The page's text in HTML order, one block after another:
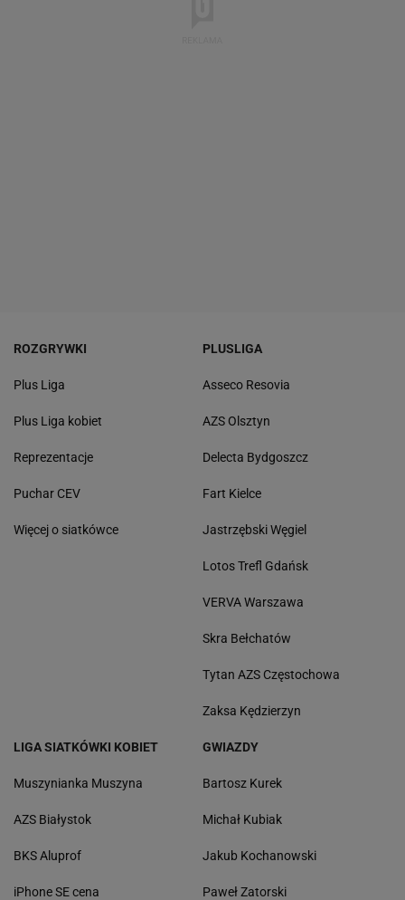
ROZGRYWKI
Plus Liga
Plus Liga kobiet
Reprezentacje
Puchar CEV
Więcej o siatkówce
PLUSLIGA
Asseco Resovia
AZS Olsztyn
Delecta Bydgoszcz
Fart Kielce
Jastrzębski Węgiel
Lotos Trefl Gdańsk
VERVA Warszawa
Skra Bełchatów
Tytan AZS Częstochowa
Zaksa Kędzierzyn
LIGA SIATKÓWKI KOBIET
Muszynianka Muszyna
AZS Białystok
BKS Aluprof
iPhone SE cena
GWIAZDY
Bartosz Kurek
Michał Kubiak
Jakub Kochanowski
Paweł Zatorski